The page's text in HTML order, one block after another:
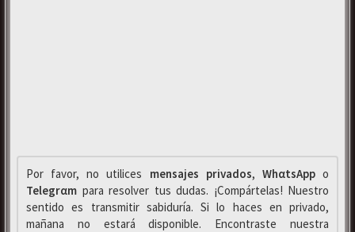
Por favor, no utilices mensajes privados, WhαtsAppo
Telegrαm para resolver tus dudas. ¡Compártelas! Nuestro
sentido es transmitir sabiduría. Si lo haces en privado,
mañana no estará disponible. Encontraste nuestra